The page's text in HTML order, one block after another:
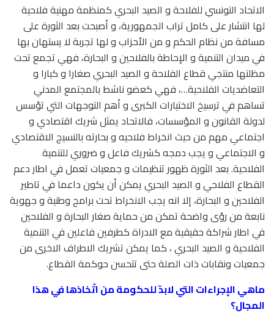
الاتحاد التونسي للفلاحة و الصيد البحري كمنظمة مهنية فلاحية
لها انتشار على كامل تراب الجمهورية، و أصبحت بعد الثورة على
مسافة من نظام الحكم و من الأحزاب و لها تجربة لا يستهان بها
في ميدان التنمية و الإحاطة بالفلاحين و البحارة، فهي تجمع تحت
مظلتها منتجي قطاع الفلاحة و الصيد البحري صغارا و كبارا و
التعاضديات الفلاحية…، فهي كعضو ناشط بالمجتمع المدني
تساهم في ترسيخ الاختيارات الكبرى و أهم التوجهات التي تؤسس
لدولة القانون و المؤسسات، فالاتحاد يمثل شريك اقتصادي و
اجتماعي مهم من حيث انخراط فلاحيه و بحارته بالنسيج الاقتصادي
و الاجتماعي و يجب دمجه كشريك فاعل و ضروري للتنمية
الفلاحية. بعد الثورة ظهور تنظيمات و جمعيات تعمل في اطار دعم
القطاع الفلاحي و الصيد البحري يمكن أن يكون داعما في تاطير
الفلاحين و البحارة، إلا انه يجب الانخراط تحت برامج وطنية و جهوية
نابعة من رؤى واضحة تمكن من حماية صغار البحارة و الفلاحين
في اطار شراكة حقيقية مع الادراة كطرفين فاعلين في التنمية
الفلاحية و الصيد البحري ، كما يمكن تشريك الاطراف الاخرى من
جمعيات ونقابات ذات الصلة حتى تتحسن حوكمة القطاع.
ماهي الإجراءات التي لابدّ للحكومة من اتّخاذها في هذا
المجال؟